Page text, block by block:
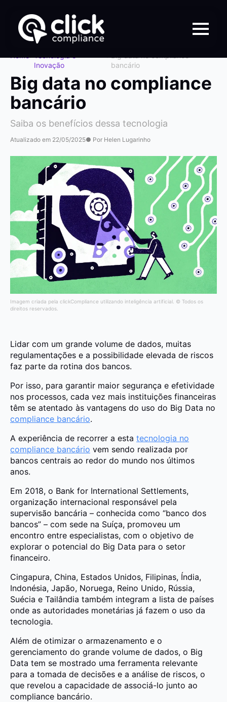
Inovação
bancário
Big data no compliance
bancário
Saiba os benefícios dessa tecnologia
Atualizado em 22/05/2025● Por Helen Lugarinho
Imagem criada pela clickCompliance utilizando inteligência artificial. © Todos os
direitos reservados.
Lidar com um grande volume de dados, muitas
regulamentações e a possibilidade elevada de riscos
faz parte da rotina dos bancos.
Por isso, para garantir maior segurança e efetividade
nos processos, cada vez mais instituições financeiras
têm se atentado às vantagens do uso do Big Data no
compliance bancário.
A experiência de recorrer a esta tecnologia no
compliance bancário vem sendo realizada por
bancos centrais ao redor do mundo nos últimos
anos.
Em 2018, o Bank for International Settlements,
organização internacional responsável pela
supervisão bancária – conhecida como “banco dos
bancos” – com sede na Suíça, promoveu um
encontro entre especialistas, com o objetivo de
explorar o potencial do Big Data para o setor
financeiro.
Cingapura, China, Estados Unidos, Filipinas, Índia,
Indonésia, Japão, Noruega, Reino Unido, Rússia,
Suécia e Tailândia também integram a lista de países
onde as autoridades monetárias já fazem o uso da
tecnologia.
Além de otimizar o armazenamento e o
gerenciamento do grande volume de dados, o Big
Data tem se mostrado uma ferramenta relevante
para a tomada de decisões e a análise de riscos, o
que revelou a capacidade de associá-lo junto ao
compliance bancário.